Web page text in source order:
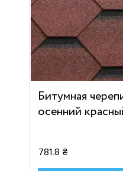
Битумная
осенний
781.8 ₴